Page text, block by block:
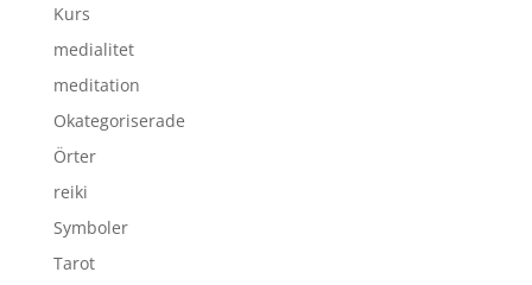
Kurs
medialitet
meditation
Okategoriserade
Örter
reiki
Symboler
Tarot